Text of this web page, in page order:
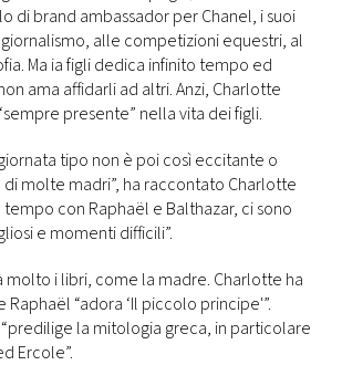
di brand ambassador per Chanel, i suoi
alle competizioni equestri, al
Ma ia figli dedica infinito tempo ed
ama affidarli ad altri. Anzi, Charlotte
presente” nella vita dei figli.
tipo non è poi così eccitante o
molte madri”, ha raccontato Charlotte
tempo con Raphaël e Balthazar, ci sono
e momenti difficili”.
molto i libri, come la madre. Charlotte ha
“adora ‘Il piccolo principe'”.
la mitologia greca, in particolare
Ercole”.